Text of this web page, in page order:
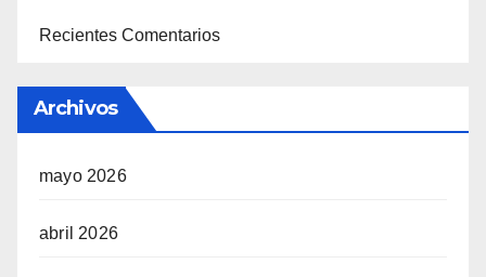
Recientes Comentarios
Archivos
mayo 2026
abril 2026